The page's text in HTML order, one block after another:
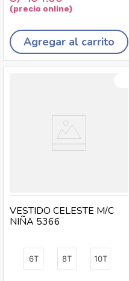
Agregar al carrito
6T 8T 10T
VESTIDO CELESTE M/C
NIÑA 5366